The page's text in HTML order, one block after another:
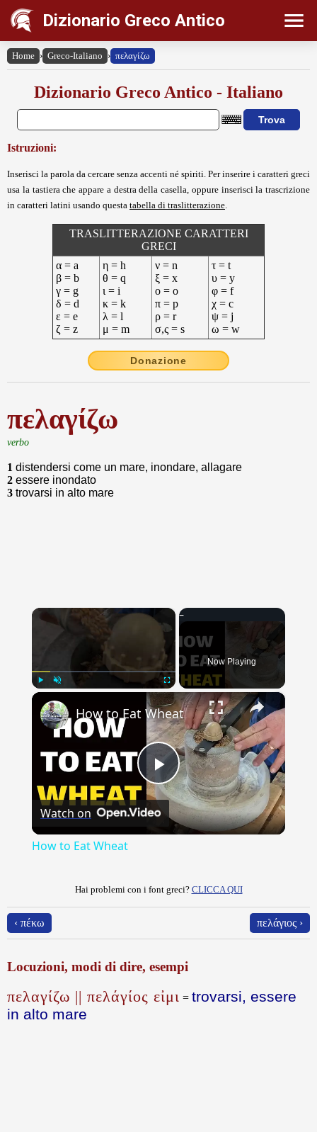
Dizionario Greco Antico
Home › Greco-Italiano › πελαγίζω
Dizionario Greco Antico - Italiano
Istruzioni:
Inserisci la parola da cercare senza accenti né spiriti. Per inserire i caratteri greci
usa la tastiera che appare a destra della casella, oppure inserisci la trascrizione
in caratteri latini usando questa tabella di traslitterazione
TRASLITTERAZIONE CARATTERI
GRECI
α = a
β = b
γ = g
δ = d
ε = e
ζ = z
η = h
θ = q
ι = i
κ = k
λ = l
μ = m
ν = n
ξ = x
ο = o
π = p
ρ = r
σ,ς = s
τ = t
υ = y
φ = f
χ = c
ψ = j
ω = w
Donazione
πελαγίζω
verbo
1 distendersi come un mare, inondare, allagare
2 essere inondato
3 trovarsi in alto mare
×
Fullscreen
Now Playing
×
Play
Video
How to Eat Wheat
Watch on
How to Eat Wheat
Hai problemi con i font greci? CLICCA QUI
‹ πέκω πελάγιος ›
Locuzioni, modi di dire, esempi
πελαγίζω || πελάγίος εἰμι = trovarsi, essere
in alto mare